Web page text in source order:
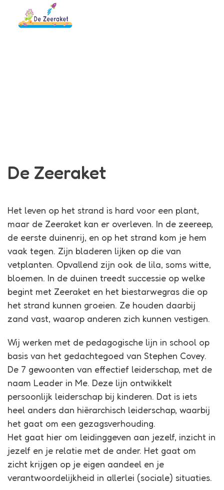
Zeeraket
Leader in Me
De Zeeraket
Het leven op het strand is hard voor een plant,
maar de Zeeraket kan er overleven. In de zeereep,
de eerste duinenrij, en op het strand kom je hem
vaak tegen. Zijn bladeren lijken op die van
vetplanten. Opvallend zijn ook de lila, soms witte,
bloemen. In de duinen treedt successie op welke
begint met Zeeraket en het biestarwegras die op
het strand kunnen groeien. Ze houden daarbij
zand vast, waarop anderen zich kunnen vestigen.
Wij werken met de pedagogische lijn in school op
basis van het gedachtegoed van Stephen Covey.
De 7 gewoonten van effectief leiderschap, met de
naam Leader in Me. Deze lijn ontwikkelt
persoonlijk leiderschap bij kinderen. Dat is iets
heel anders dan hiërarchisch leiderschap, waarbij
het gaat om een gezagsverhouding.
Het gaat hier om leidinggeven aan jezelf, inzicht in
jezelf en je relatie met de ander. Het gaat om
zicht krijgen op je eigen aandeel en je
verantwoordelijkheid in allerlei (sociale) situaties.